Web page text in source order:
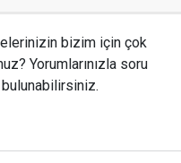
bizim için çok
Yorumlarınızla soru
bulunabilirsiniz.